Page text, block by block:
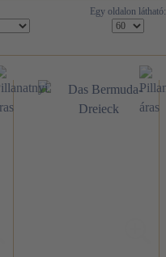
Egy oldalon látható: